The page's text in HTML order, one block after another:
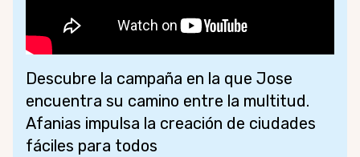
Descubre la campaña en la que Jose
encuentra su camino entre la multitud.
Afanias impulsa la creación de ciudades
fáciles para todos